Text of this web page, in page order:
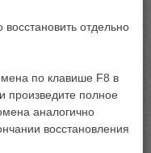
отдельно
по клавише F8 в
произведите полное
аналогично
восстановления